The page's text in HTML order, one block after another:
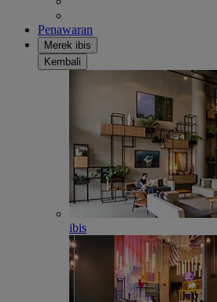
Penawaran
Merek ibis
Kembali
ibis